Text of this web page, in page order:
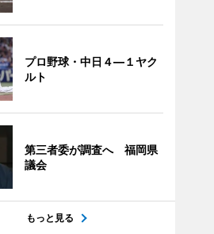
プロ野球・中日４―１ヤク
ルト
第三者委が調査へ 福岡県
議会
もっと見る